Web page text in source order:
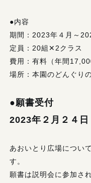
●内容
期間：2023年４月～
定員：20組✕2クラス
費用：有料（年間
場所：本園のどんぐり
●願書受付
2023年２月２４日
あおいとり広場につい
す。
願書は説明会に参加さ